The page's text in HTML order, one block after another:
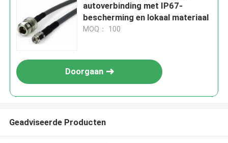
autoverbinding met IP67-
bescherming en lokaal materiaal
MOQ： 100
Doorgaan
Geadviseerde Producten